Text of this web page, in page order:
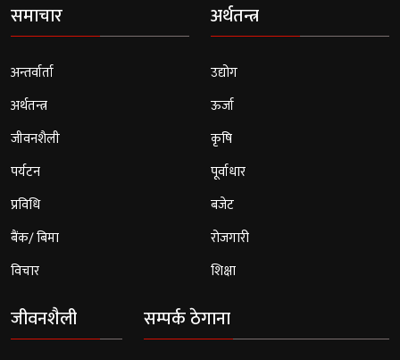
समाचार
अन्तर्वार्ता
अर्थतन्त्र
जीवनशैली
पर्यटन
प्रविधि
बैंक/ बिमा
विचार
अर्थतन्त्र
उद्योग
ऊर्जा
कृषि
पूर्वाधार
बजेट
रोजगारी
शिक्षा
जीवनशैली सम्पर्क ठेगाना